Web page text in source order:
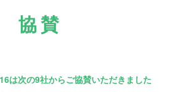
協賛
は次の9社からご協賛いただきました